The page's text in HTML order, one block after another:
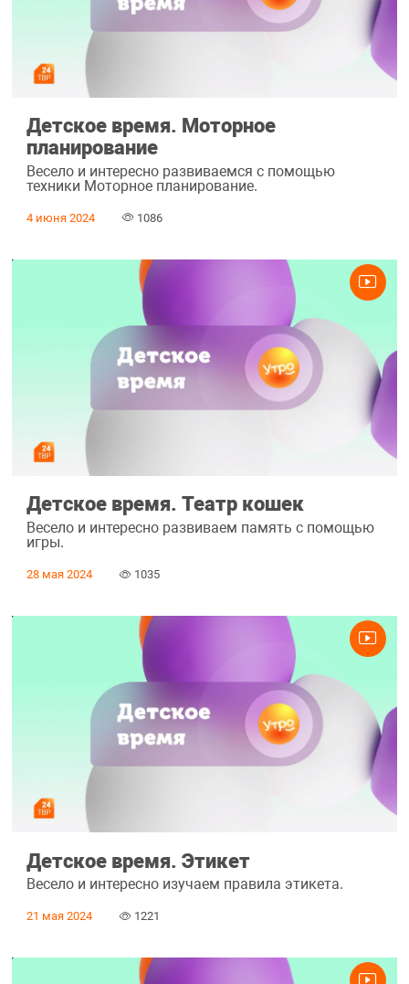
Детское время. Моторное
планирование
Весело и интересно развиваемся с помощью
техники Моторное планирование.
4 июня 2024 1086
Детское время. Театр кошек
Весело и интересно развиваем память с помощью
игры.
28 мая 2024 1035
Детское время. Этикет
Весело и интересно изучаем правила этикета.
21 мая 2024 1221